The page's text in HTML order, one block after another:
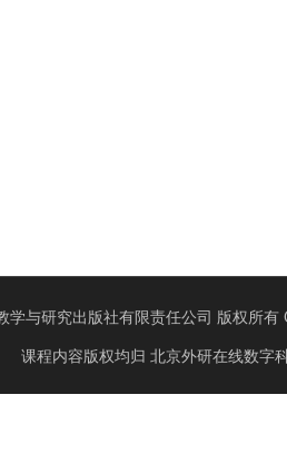
学与研究出版社有限责任公司 版权所
课程内容版权均归 北京外研在线数字